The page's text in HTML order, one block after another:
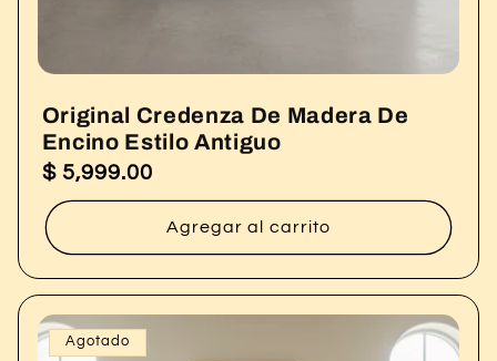
Original Credenza De Madera De
Encino Estilo Antiguo
Precio
habitual
$ 5,999.00
Agregar al carrito
Agotado